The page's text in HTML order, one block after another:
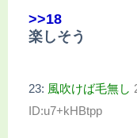
>>18
楽しそう
23: 風吹けば毛無し
ID:u7+kHBtpp